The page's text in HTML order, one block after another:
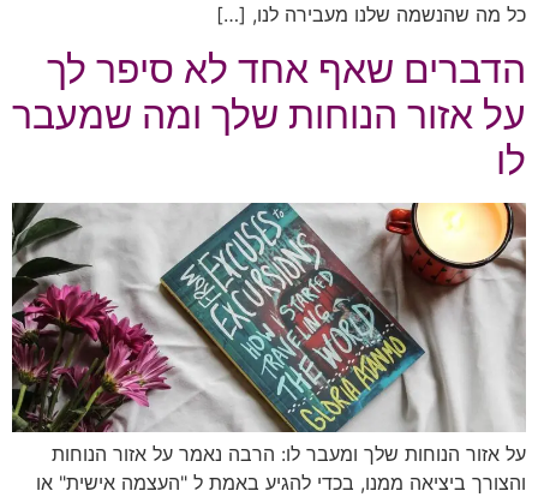
כל מה שהנשמה שלנו מעבירה לנו, […]
הדברים שאף אחד לא סיפר לך
על אזור הנוחות שלך ומה שמעבר
לו
על אזור הנוחות שלך ומעבר לו: הרבה נאמר על אזור הנוחות
והצורך ביציאה ממנו, בכדי להגיע באמת ל "העצמה אישית" או